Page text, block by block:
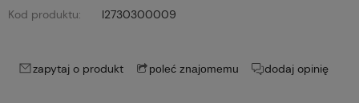
Kod produktu:
I2730300009
zapytaj o produkt poleć znajomemu dodaj opinię